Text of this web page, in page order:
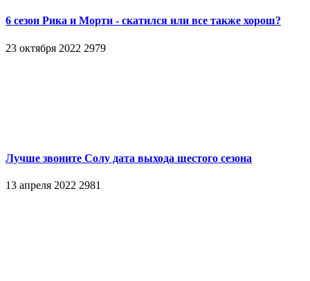
6 сезон Рика и Морти - скатился или все также хорош?
23 октября 2022 2979
Лучше звоните Солу дата выхода шестого сезона
13 апреля 2022 2981